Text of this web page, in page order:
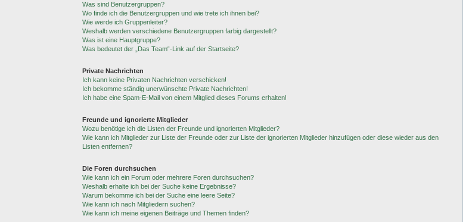
Was sind Benutzergruppen?
Wo finde ich die Benutzergruppen und wie trete ich ihnen bei?
Wie werde ich Gruppenleiter?
Weshalb werden verschiedene Benutzergruppen farbig dargestellt?
Was ist eine Hauptgruppe?
Was bedeutet der „Das Team“-Link auf der Startseite?
Private Nachrichten
Ich kann keine Privaten Nachrichten verschicken!
Ich bekomme ständig unerwünschte Private Nachrichten!
Ich habe eine Spam-E-Mail von einem Mitglied dieses Forums erhalten!
Freunde und ignorierte Mitglieder
Wozu benötige ich die Listen der Freunde und ignorierten Mitglieder?
Wie kann ich Mitglieder zur Liste der Freunde oder zur Liste der ignorierten Mitglieder hinzufügen oder diese wieder aus den
Listen entfernen?
Die Foren durchsuchen
Wie kann ich ein Forum oder mehrere Foren durchsuchen?
Weshalb erhalte ich bei der Suche keine Ergebnisse?
Warum bekomme ich bei der Suche eine leere Seite?
Wie kann ich nach Mitgliedern suchen?
Wie kann ich meine eigenen Beiträge und Themen finden?